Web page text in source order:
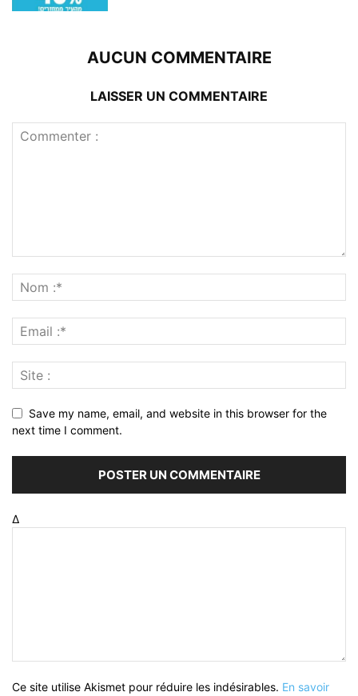
AUCUN COMMENTAIRE
LAISSER UN COMMENTAIRE
Save my name, email, and website in this browser for the
next time I comment.
Δ
Ce site utilise Akismet pour réduire les indésirables. En savoir